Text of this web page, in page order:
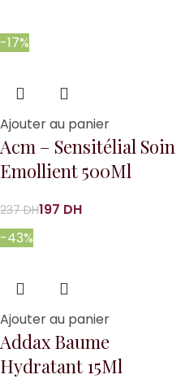
-17%
Ajouter au panier
Acm – Sensitélial Soin
Emollient 500Ml
237DH197 DH
-43%
Ajouter au panier
Addax Baume
Hydratant 15Ml